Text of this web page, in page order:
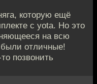
которую ещё
с yota. Но это
на всю
отличные!
позвонить